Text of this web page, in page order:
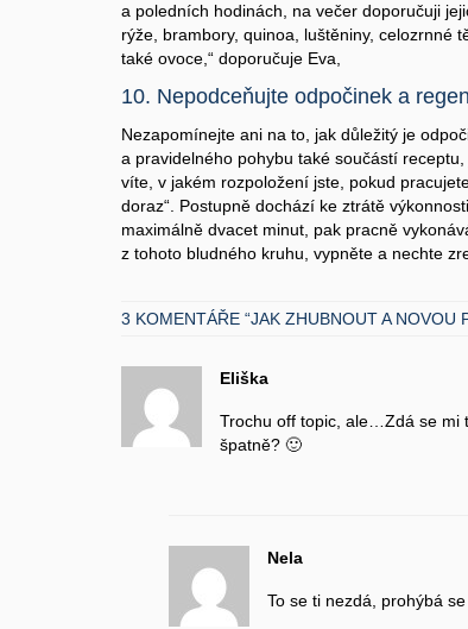
a poledních hodinách, na večer doporučuji
rýže, brambory, quinoa, luštěniny, celozrnné
také ovoce,“ doporučuje Eva,
10. Nepodceňujte odpočinek a
Nezapomínejte ani na to, jak důležitý je
a pravidelného pohybu také součástí
víte, v jakém rozpoložení jste, pokud
doraz“. Postupně dochází ke ztrátě
maximálně dvacet minut, pak pracně
z tohoto bludného kruhu, vypněte a nechte
3 KOMENTÁŘE “JAK ZHUBNOUT A NOVOU
Eliška
Trochu off topic, ale…Zdá se mi
špatně? 🙂
Nela
To se ti nezdá, prohýbá